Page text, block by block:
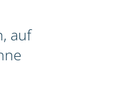
auf